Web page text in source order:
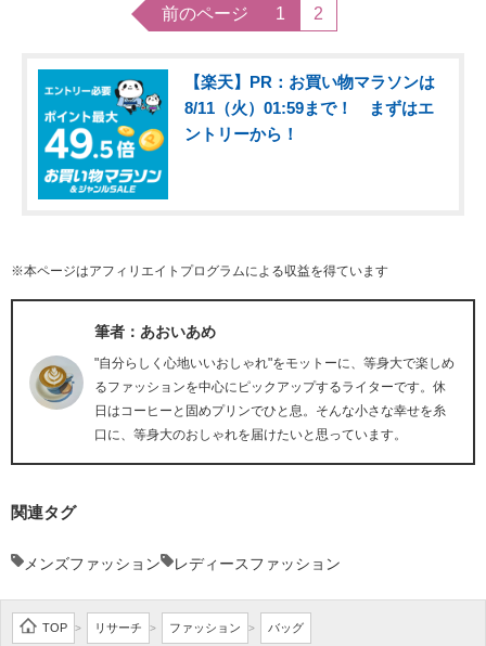
前のページ 1 2
【楽天】PR：お買い物マラソンは
8/11（火）01:59まで！ まずはエ
ントリーから！
※本ページはアフィリエイトプログラムによる収益を得ています
筆者：あおいあめ
"自分らしく心地いいおしゃれ"をモットーに、等身大で楽しめ
るファッションを中心にピックアップするライターです。休
日はコーヒーと固めプリンでひと息。そんな小さな幸せを糸
口に、等身大のおしゃれを届けたいと思っています。
関連タグ
メンズファッション レディースファッション
TOP > リサーチ > ファッション > バッグ